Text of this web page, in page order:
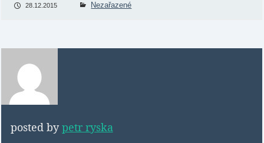
28.12.2015 Nezařazené
posted bypetr ryska